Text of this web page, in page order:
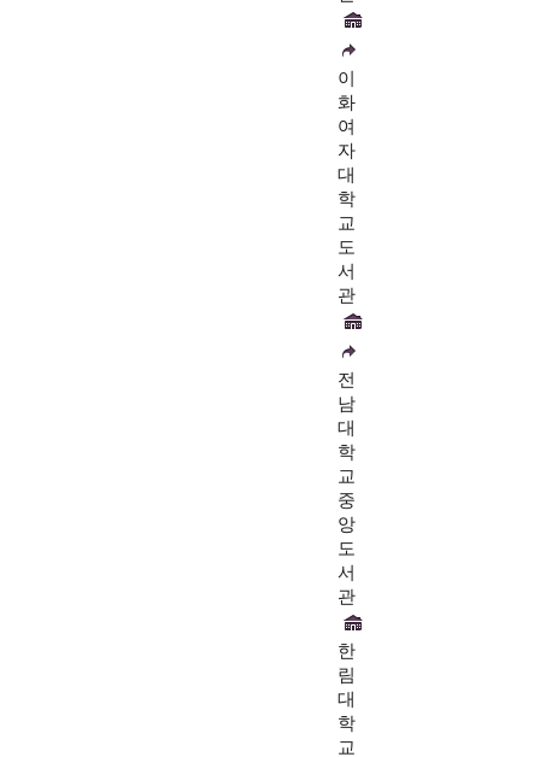
이
화
여
자
대
학
교
도
서
관
전
남
대
학
교
중
앙
도
서
관
한
림
대
학
교